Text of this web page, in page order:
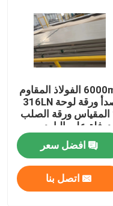
6000mm الفولاذ المقاوم
للصدأ ورقة لوحة 316LN
16 المقياس ورقة الصلب
على البارد
افضل سعر
اتصل بنا